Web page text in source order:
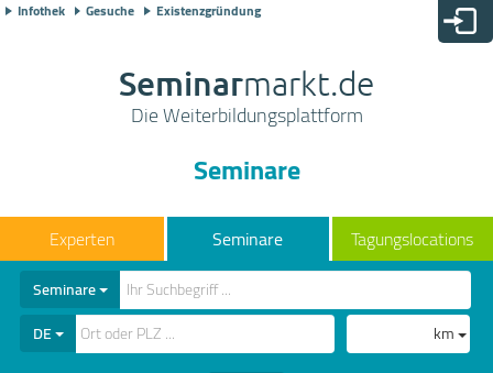
Infothek Gesuche Existenzgründung
Seminarmarkt.de
Die Weiterbildungsplattform
Seminare
Seminare Tagungslocations
Seminare
DE
km